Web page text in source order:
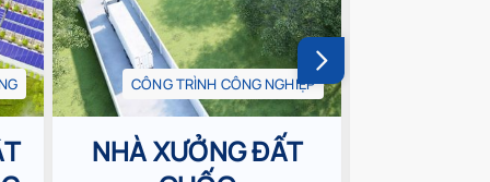
CÔNG TRÌNH CÔNG NGHIỆP
NHÀ XƯỞNG ĐẤT